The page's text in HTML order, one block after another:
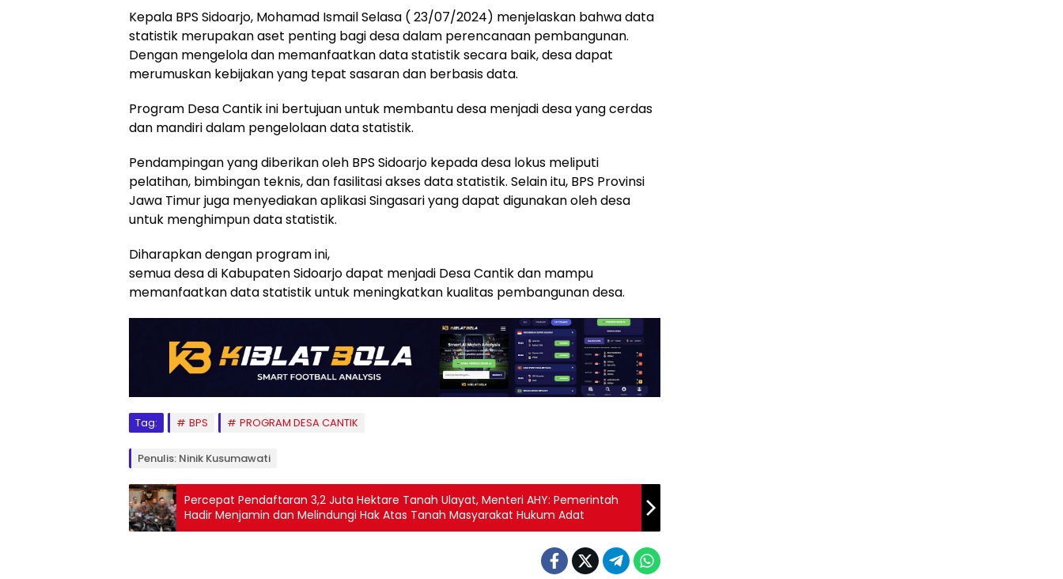
Kepala BPS Sidoarjo, Mohamad Ismail Selasa ( 23/07/2024) menjelaskan bahwa data
statistik merupakan aset penting bagi desa dalam perencanaan pembangunan.
Dengan mengelola dan memanfaatkan data statistik secara baik, desa dapat
merumuskan kebijakan yang tepat sasaran dan berbasis data.
Program Desa Cantik ini bertujuan untuk membantu desa menjadi desa yang cerdas
dan mandiri dalam pengelolaan data statistik.
Pendampingan yang diberikan oleh BPS Sidoarjo kepada desa lokus meliputi
pelatihan, bimbingan teknis, dan fasilitasi akses data statistik. Selain itu, BPS Provinsi
Jawa Timur juga menyediakan aplikasi Singasari yang dapat digunakan oleh desa
untuk menghimpun data statistik.
Diharapkan dengan program ini,
semua desa di Kabupaten Sidoarjo dapat menjadi Desa Cantik dan mampu
memanfaatkan data statistik untuk meningkatkan kualitas pembangunan desa.
Tag: BPS PROGRAM DESA CANTIK
Penulis: Ninik Kusumawati
Percepat Pendaftaran 3,2 Juta Hektare Tanah Ulayat, Menteri AHY: Pemerintah
Hadir Menjamin dan Melindungi Hak Atas Tanah Masyarakat Hukum Adat